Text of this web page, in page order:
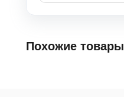
Похожие товары